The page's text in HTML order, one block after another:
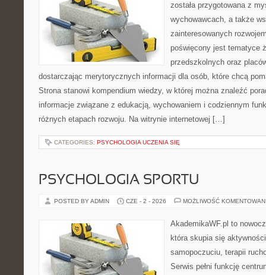
została przygotowana z
wychowawcach, a także
zainteresowanych
poświęcony jest tematyce
przedszkolnych oraz
dostarczając merytorycznych informacji dla osób, które chcą
Strona stanowi kompendium wiedzy, w której można znaleźć
informacje związane z edukacją, wychowaniem i codziennym
różnych etapach rozwoju. Na witrynie internetowej […]
CATEGORIES: PSYCHOLOGIA UCZENIA SIĘ
PSYCHOLOGIA SPORTU
POSTED BY ADMIN CZE - 2 - 2026 MOŻLIWOŚĆ
AkademikaWF.pl to
która skupia się
samopoczuciu, terapii
Serwis pełni funkcję